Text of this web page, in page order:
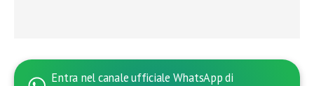
Entra nel canale ufficiale WhatsApp di